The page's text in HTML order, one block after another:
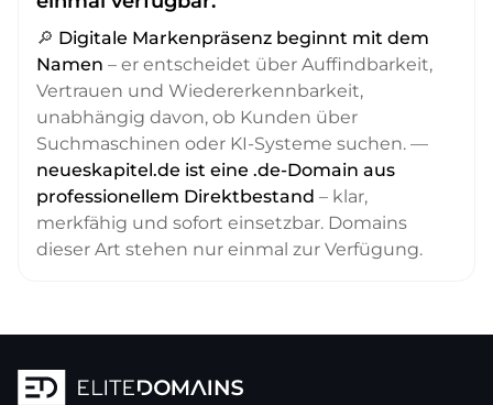
🔎 Digitale Markenpräsenz beginnt mit dem
Namen – er entscheidet über Auffindbarkeit,
Vertrauen und Wiedererkennbarkeit,
unabhängig davon, ob Kunden über
Suchmaschinen oder KI-Systeme suchen. —
neueskapitel.de ist eine .de-Domain aus
professionellem Direktbestand – klar,
merkfähig und sofort einsetzbar. Domains
dieser Art stehen nur einmal zur Verfügung.